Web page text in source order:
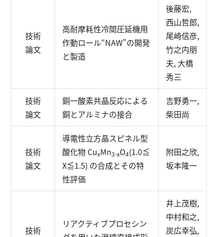
技術
論文
高耐摩耗性冷間圧延機用
作動ロール“NAW”の開発
と製造
後藤宏,
西山哲郎,
尾崎信彦,
竹之内朋
夫, 大橋
秀三
技術
論文
銅一酸素共晶反応による
銅とアルミナの接合
吉野勇一,
柴田尚
技術
論文
導電性立方晶スピネル型
酸化物 CuxMn3-xO4(1.0≦
X≦1.5) の合成とその特
性評価
附田之欣,
坂本隆一
技術
リアクティブプロセシン
井上茂樹,
中村和之,
炭広幸弘,